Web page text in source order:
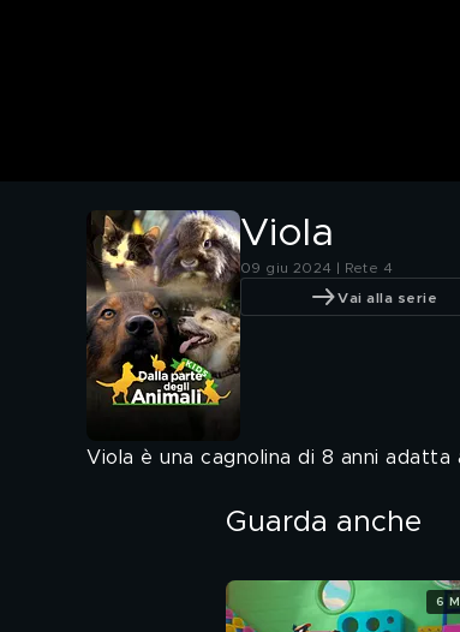
Viola
09 giu 2024 | Rete 4
Vai alla serie
Viola è una cagnolina di 8 anni
Guarda anche
6